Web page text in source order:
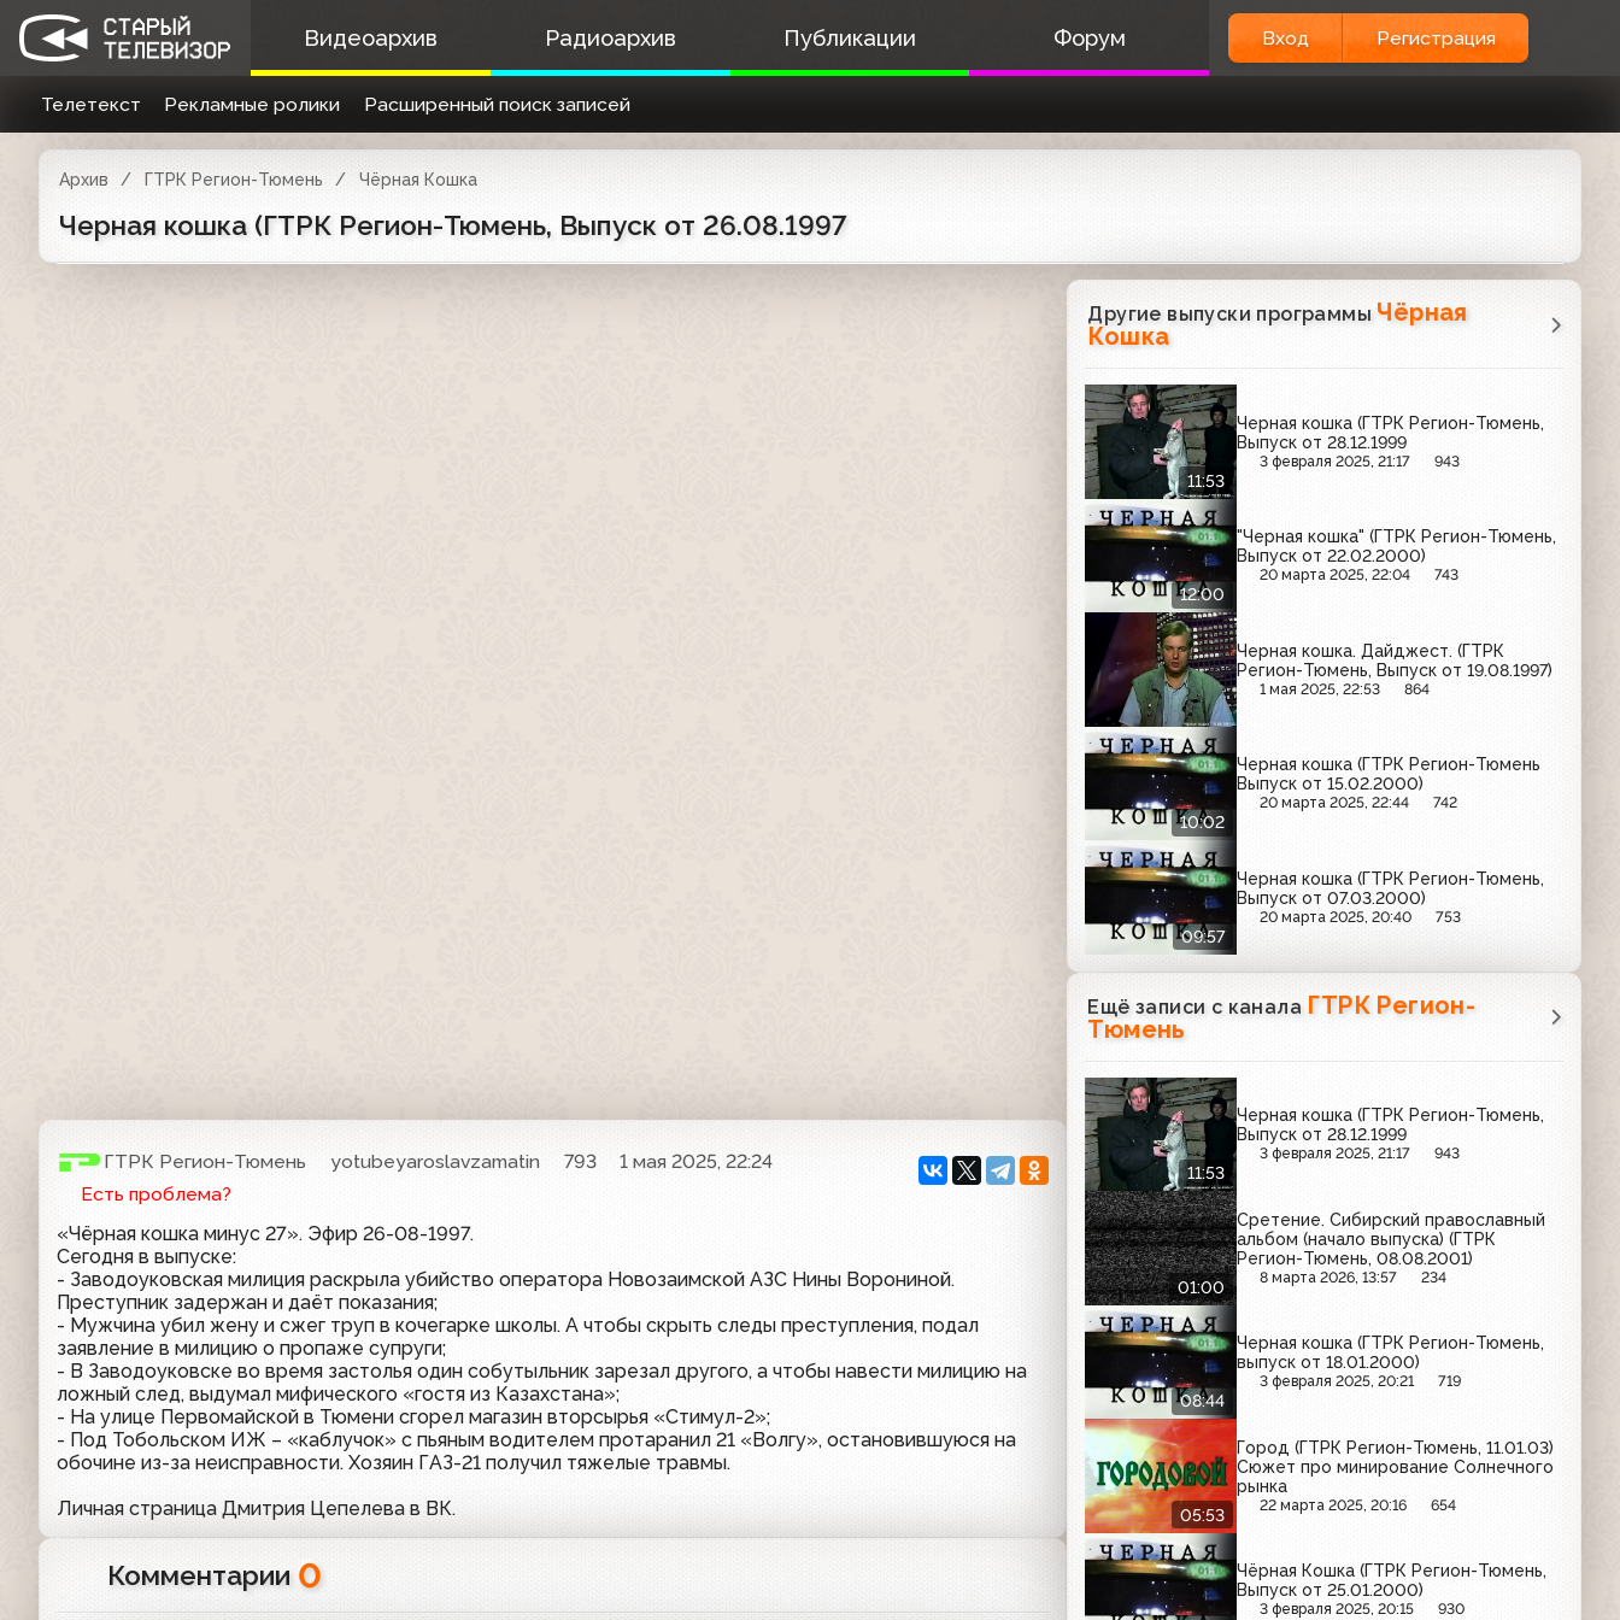
Видеоархив Радиоархив Публикации Форум Вход Регистрация
Телетекст Рекламные ролики Расширенный поиск записей
Архив ГТРК Регион-Тюмень Чёрная Кошка
Черная кошка (ГТРК Регион-Тюмень, Выпуск от 26.08.1997
ГТРК Регион-Тюмень yotubeyaroslavzamatin 793
1 мая 2025, 22:24
Есть проблема?
«Чёрная кошка минус 27». Эфир 26-08-1997.
Сегодня в выпуске:
- Заводоуковская милиция раскрыла убийство оператора Новозаимской АЗС Нины Ворониной.
Преступник задержан и даёт показания;
- Мужчина убил жену и сжег труп в кочегарке школы. А чтобы скрыть следы преступления, подал
заявление в милицию о пропаже супруги;
- В Заводоуковске во время застолья один собутыльник зарезал другого, а чтобы навести милицию на
ложный след, выдумал мифического «гостя из Казахстана»;
- На улице Первомайской в Тюмени сгорел магазин вторсырья «Стимул-2»;
- Под Тобольском ИЖ – «каблучок» с пьяным водителем протаранил 21 «Волгу», остановившуюся на
обочине из-за неисправности. Хозяин ГАЗ-21 получил тяжелые травмы.
Личная страница Дмитрия Цепелева в ВК.
Комментарии 0
Другие выпуски программы Чёрная
Кошка
11:53
Черная кошка (ГТРК Регион-Тюмень,
Выпуск от 28.12.1999
3 февраля 2025, 21:17 943
12:00
"Черная кошка" (ГТРК Регион-Тюмень,
Выпуск от 22.02.2000)
20 марта 2025, 22:04 743
Черная кошка. Дайджест. (ГТРК
Регион-Тюмень, Выпуск от 19.08.1997)
1 мая 2025, 22:53 864
10:02
Черная кошка (ГТРК Регион-Тюмень
Выпуск от 15.02.2000)
20 марта 2025, 22:44 742
09:57
Черная кошка (ГТРК Регион-Тюмень,
Выпуск от 07.03.2000)
20 марта 2025, 20:40 753
Ещё записи с канала ГТРК Регион-
Тюмень
11:53
Черная кошка (ГТРК Регион-Тюмень,
Выпуск от 28.12.1999
3 февраля 2025, 21:17 943
01:00
Сретение. Сибирский православный
альбом (начало выпуска) (ГТРК
Регион-Тюмень, 08.08.2001)
8 марта 2026, 13:57 234
08:44
Черная кошка (ГТРК Регион-Тюмень,
выпуск от 18.01.2000)
3 февраля 2025, 20:21 719
05:53
Город (ГТРК Регион-Тюмень, 11.01.03)
Сюжет про минирование Солнечного
рынка
22 марта 2025, 20:16 654
Чёрная Кошка (ГТРК Регион-Тюмень,
Выпуск от 25.01.2000)
3 февраля 2025, 20:15 930